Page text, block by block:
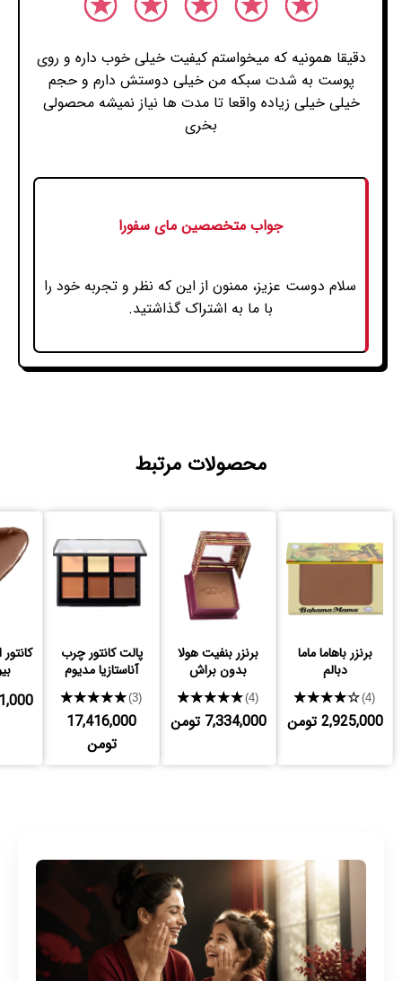
دقیقا همونیه که میخواستم کیفیت خیلی خوب داره و روی
پوست به شدت سبکه من خیلی دوستش دارم و حجم
خیلی خیلی زیاده واقعا تا مدت ها نیاز نمیشه محصولی
بخری
جواب متخصصین مای سفورا
سلام دوست عزیز، ممنون از این که نظر و تجربه خود را
با ما به اشتراک گذاشتید.
محصولات مرتبط
برنزر باهاما ماما
دبالم
★★★★★(4)
2,925,000 تومن
برنزر بنفیت هولا
بدون براش
★★★★★(4)
7,334,000 تومن
پالت کانتور چرب
آناستازیا مدیوم
★★★★★(3)
17,416,000
تومن